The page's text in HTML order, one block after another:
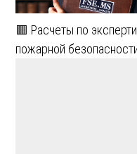
🟥 Расчеты по
пожарной